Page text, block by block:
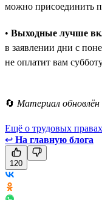
можно присоединить
• Выходные лучше
в заявлении дни с
не оплатит вам
🔄 Материал обновлён
Ещё о трудовых правах
↩ На главную блога
120